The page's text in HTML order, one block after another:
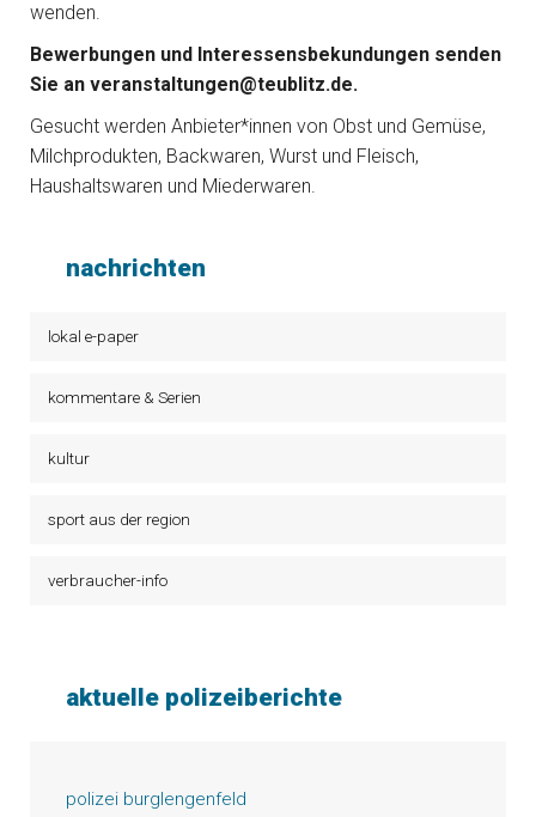
wenden.
Bewerbungen und Interessensbekundungen senden
Sie an veranstaltungen@teublitz.de.
Gesucht werden Anbieter*innen von Obst und Gemüse,
Milchprodukten, Backwaren, Wurst und Fleisch,
Haushaltswaren und Miederwaren.
nachrichten
lokal e-paper
kommentare & Serien
kultur
sport aus der region
verbraucher-info
aktuelle polizeiberichte
polizei burglengenfeld